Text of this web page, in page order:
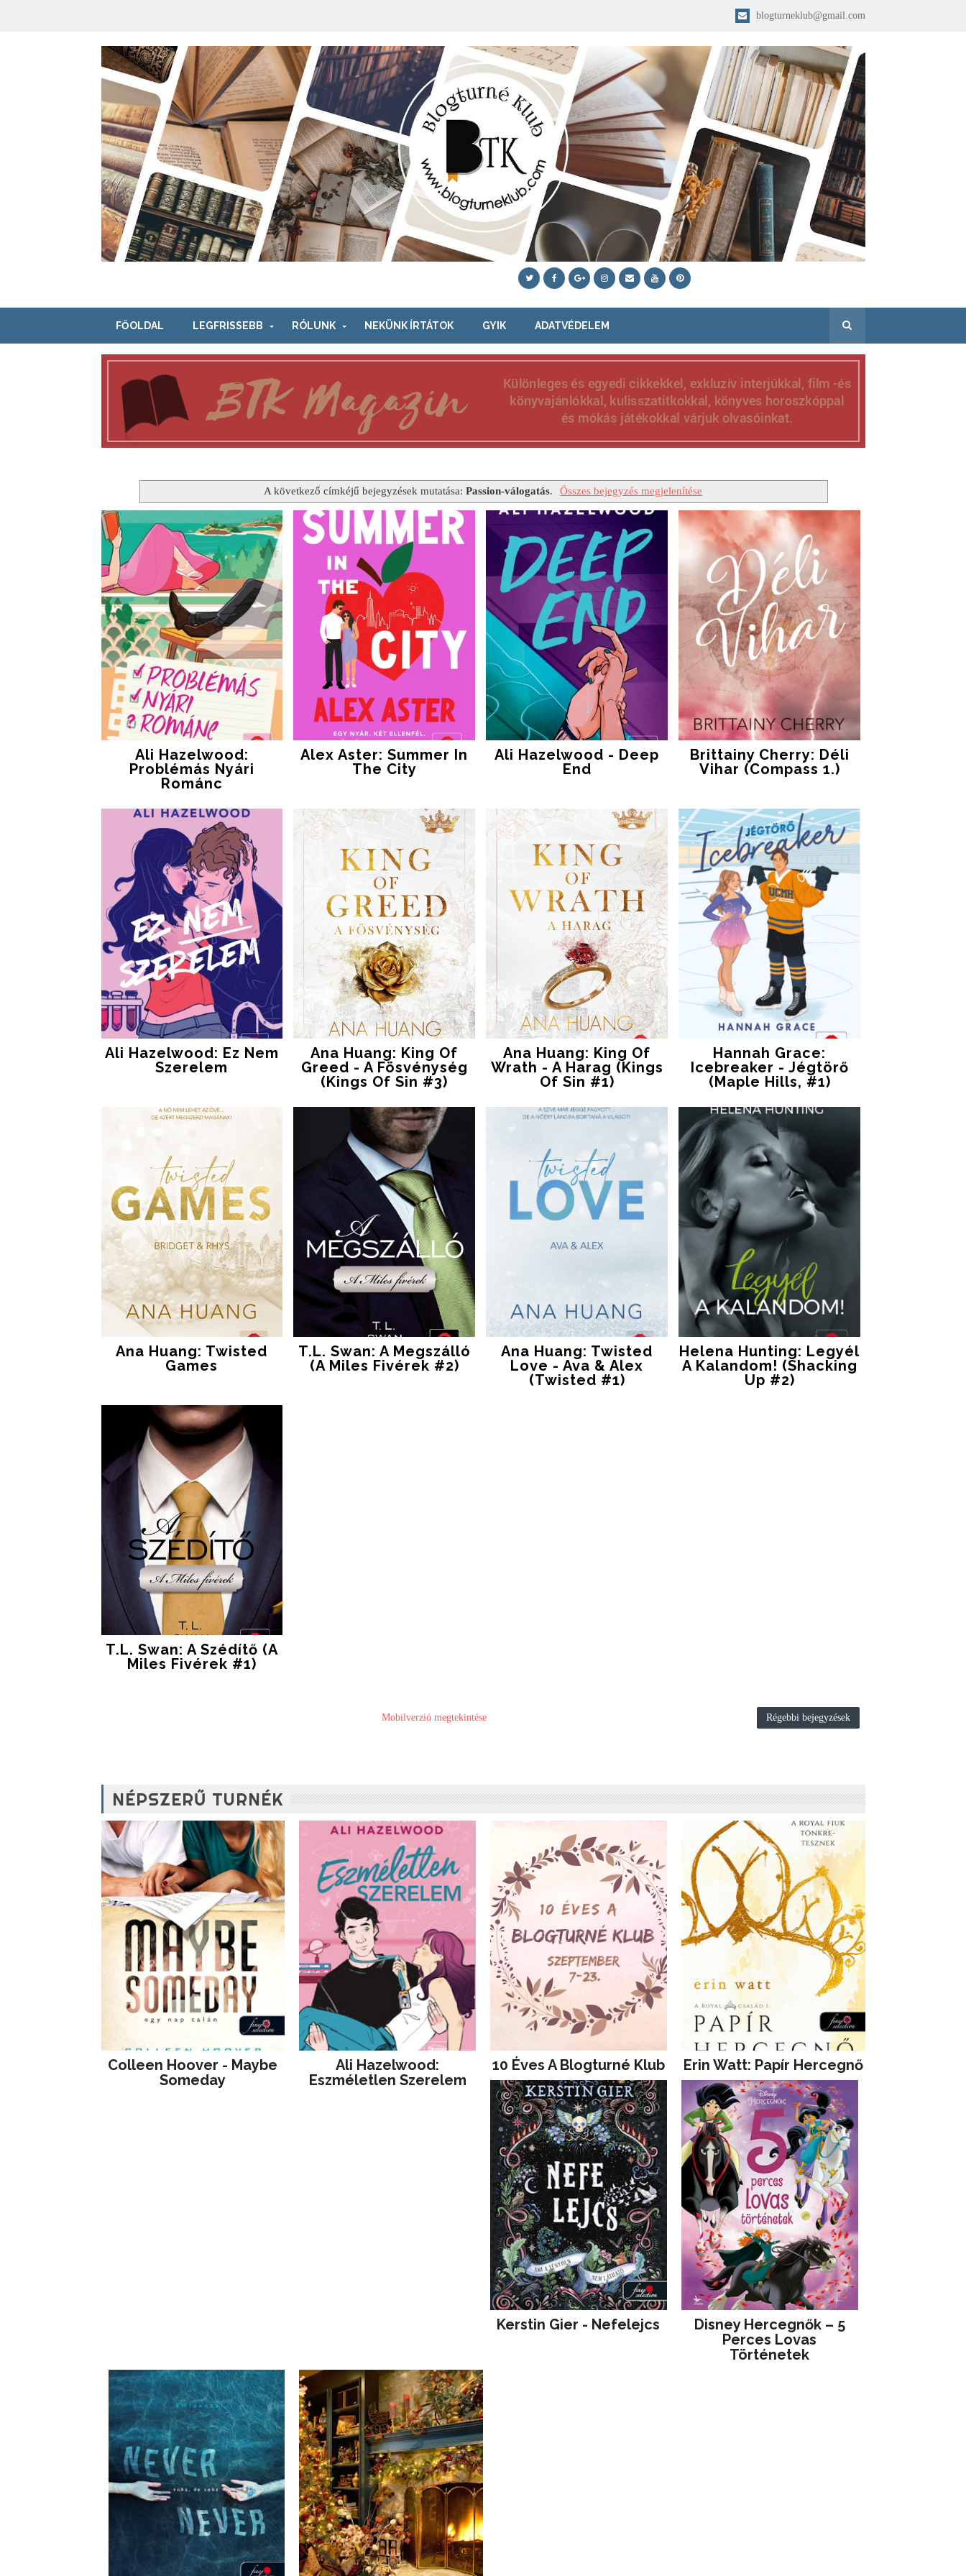
blogturneklub@gmail.com
FŐOLDAL LEGFRISSEBB RÓLUNK NEKÜNK ÍRTÁTOK GYIK ADATVÉDELEM
A következő címkéjű bejegyzések mutatása: Passion-válogatás. Összes bejegyzés megjelenítése
Ali Hazelwood:
Problémás ​nyári
Románc
Alex Aster: Summer In
The City
Ali Hazelwood - Deep
End
Brittainy Cherry: Déli
Vihar (Compass 1.)
Ali Hazelwood: Ez Nem
Szerelem
Ana Huang: King Of
Greed - A Fösvénység
(Kings Of Sin #3)
Ana Huang: King Of
Wrath - A Harag (Kings
Of Sin #1)
Hannah Grace:
Icebreaker - Jégtörő
(Maple Hills, #1)
Ana Huang: Twisted
Games
T.L. Swan: A Megszálló
(A Miles Fivérek #2)
Ana Huang: Twisted
Love - Ava & Alex
(Twisted #1)
Helena Hunting: Legyél
A Kalandom! (Shacking
Up #2)
T.L. Swan: A Szédítő (A
Miles Fivérek #1)
Régebbi bejegyzések
Mobilverzió megtekintése
NÉPSZERŰ TURNÉK
Colleen Hoover - Maybe
Someday
Ali Hazelwood:
Eszméletlen Szerelem
10 Éves A Blogturné Klub Erin Watt: Papír Hercegnő
Kerstin Gier - Nefelejcs
Disney ​Hercegnők – 5
Perces Lovas
Történetek